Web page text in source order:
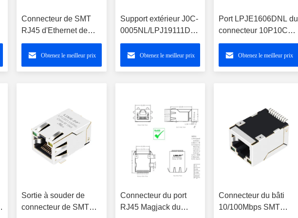
Connecteur de SMT
RJ45 d'Ethernet de
MTJ-88TX1-FS-M4T-
SMT-TR avec 10/100
base-T LPJ19111DNL
Obtenez le meilleur prix
Support extérieur J0C-
0005NL/LPJ19111DNL
magnétiques Rj45 1x1
10/100Base-TX
Obtenez le meilleur prix
Port LPJE1606DNL du
connecteur 10P10C
1x1 d'ARJ11A-MASD-
MU-2 SMT RJ45
Magjack
Obtenez le meilleur prix
Sortie à souder de
connecteur de SMT
Connecteur du port
RJ45 Magjack du
Connecteur du bâti
10/100Mbps SMT